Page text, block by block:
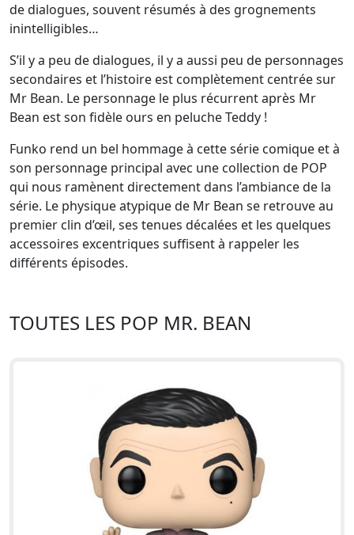
de dialogues, souvent résumés à des grognements
inintelligibles…
S’il y a peu de dialogues, il y a aussi peu de personnages
secondaires et l’histoire est complètement centrée sur
Mr Bean. Le personnage le plus récurrent après Mr
Bean est son fidèle ours en peluche Teddy !
Funko rend un bel hommage à cette série comique et à
son personnage principal avec une collection de POP
qui nous ramènent directement dans l’ambiance de la
série. Le physique atypique de Mr Bean se retrouve au
premier clin d’œil, ses tenues décalées et les quelques
accessoires excentriques suffisent à rappeler les
différents épisodes.
TOUTES LES POP MR. BEAN